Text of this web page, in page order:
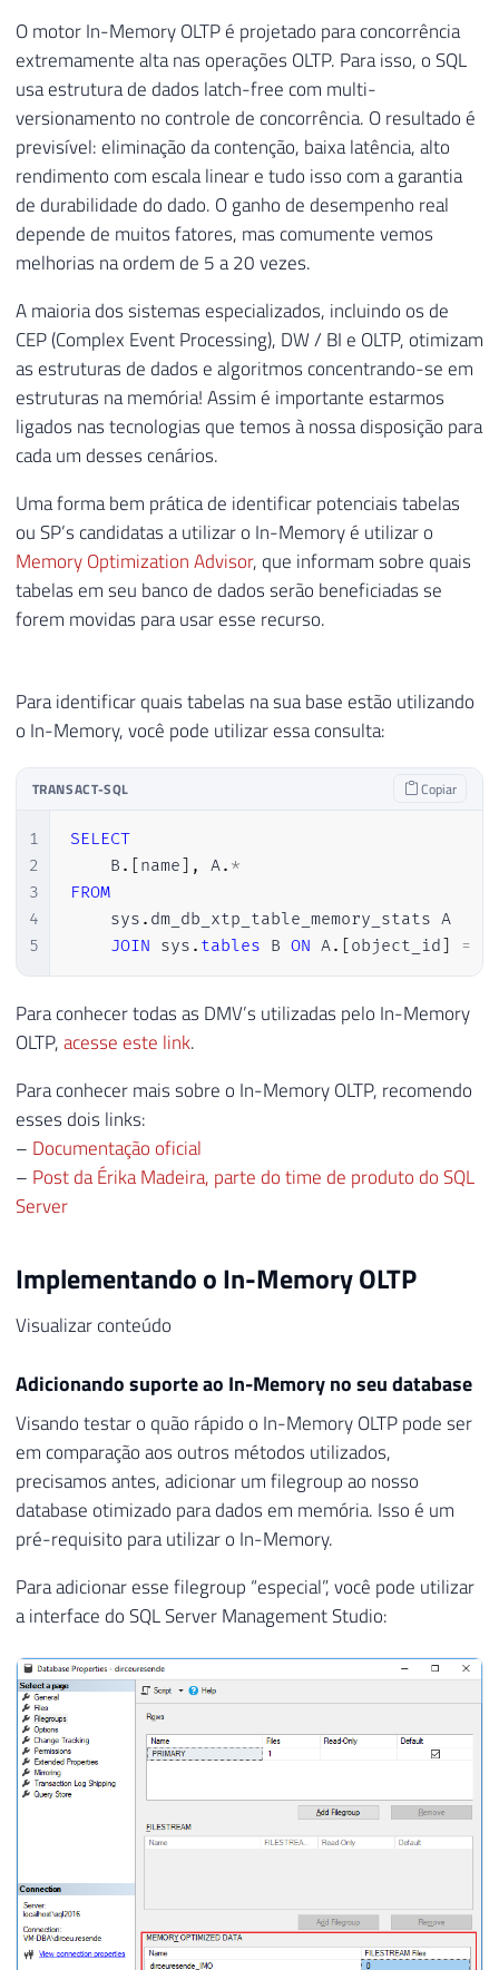
O motor In-Memory OLTP é projetado para concorrência
extremamente alta nas operações OLTP. Para isso, o SQL
usa estrutura de dados latch-free com multi-
versionamento no controle de concorrência. O resultado é
previsível: eliminação da contenção, baixa latência, alto
rendimento com escala linear e tudo isso com a garantia
de durabilidade do dado. O ganho de desempenho real
depende de muitos fatores, mas comumente vemos
melhorias na ordem de 5 a 20 vezes.
A maioria dos sistemas especializados, incluindo os de
CEP (Complex Event Processing), DW / BI e OLTP, otimizam
as estruturas de dados e algoritmos concentrando-se em
estruturas na memória! Assim é importante estarmos
ligados nas tecnologias que temos à nossa disposição para
cada um desses cenários.
Uma forma bem prática de identificar potenciais tabelas
ou SP’s candidatas a utilizar o In-Memory é utilizar o
Memory Optimization Advisor, que informam sobre quais
tabelas em seu banco de dados serão beneficiadas se
forem movidas para usar esse recurso.
Para identificar quais tabelas na sua base estão utilizando
o In-Memory, você pode utilizar essa consulta:
TRANSACT-SQL Copiar
1
2
3
4
5
SELECT
    B
. [name] , A. *
FROM
    sys
. dm_db_xtp_table_memory_stats A
JOIN sys . tables B ON A. [object_id] =
Para conhecer todas as DMV’s utilizadas pelo In-Memory
OLTP,acesse este link.
Para conhecer mais sobre o In-Memory OLTP, recomendo
esses dois links:
– Documentação oficial
– Post da Érika Madeira, parte do time de produto do SQL
Server
Implementando o In-Memory OLTP
Visualizar conteúdo
Adicionando suporte ao In-Memory no seu database
Visando testar o quão rápido o In-Memory OLTP pode ser
em comparação aos outros métodos utilizados,
precisamos antes, adicionar um filegroup ao nosso
database otimizado para dados em memória. Isso é um
pré-requisito para utilizar o In-Memory.
Para adicionar esse filegroup “especial”, você pode utilizar
a interface do SQL Server Management Studio: